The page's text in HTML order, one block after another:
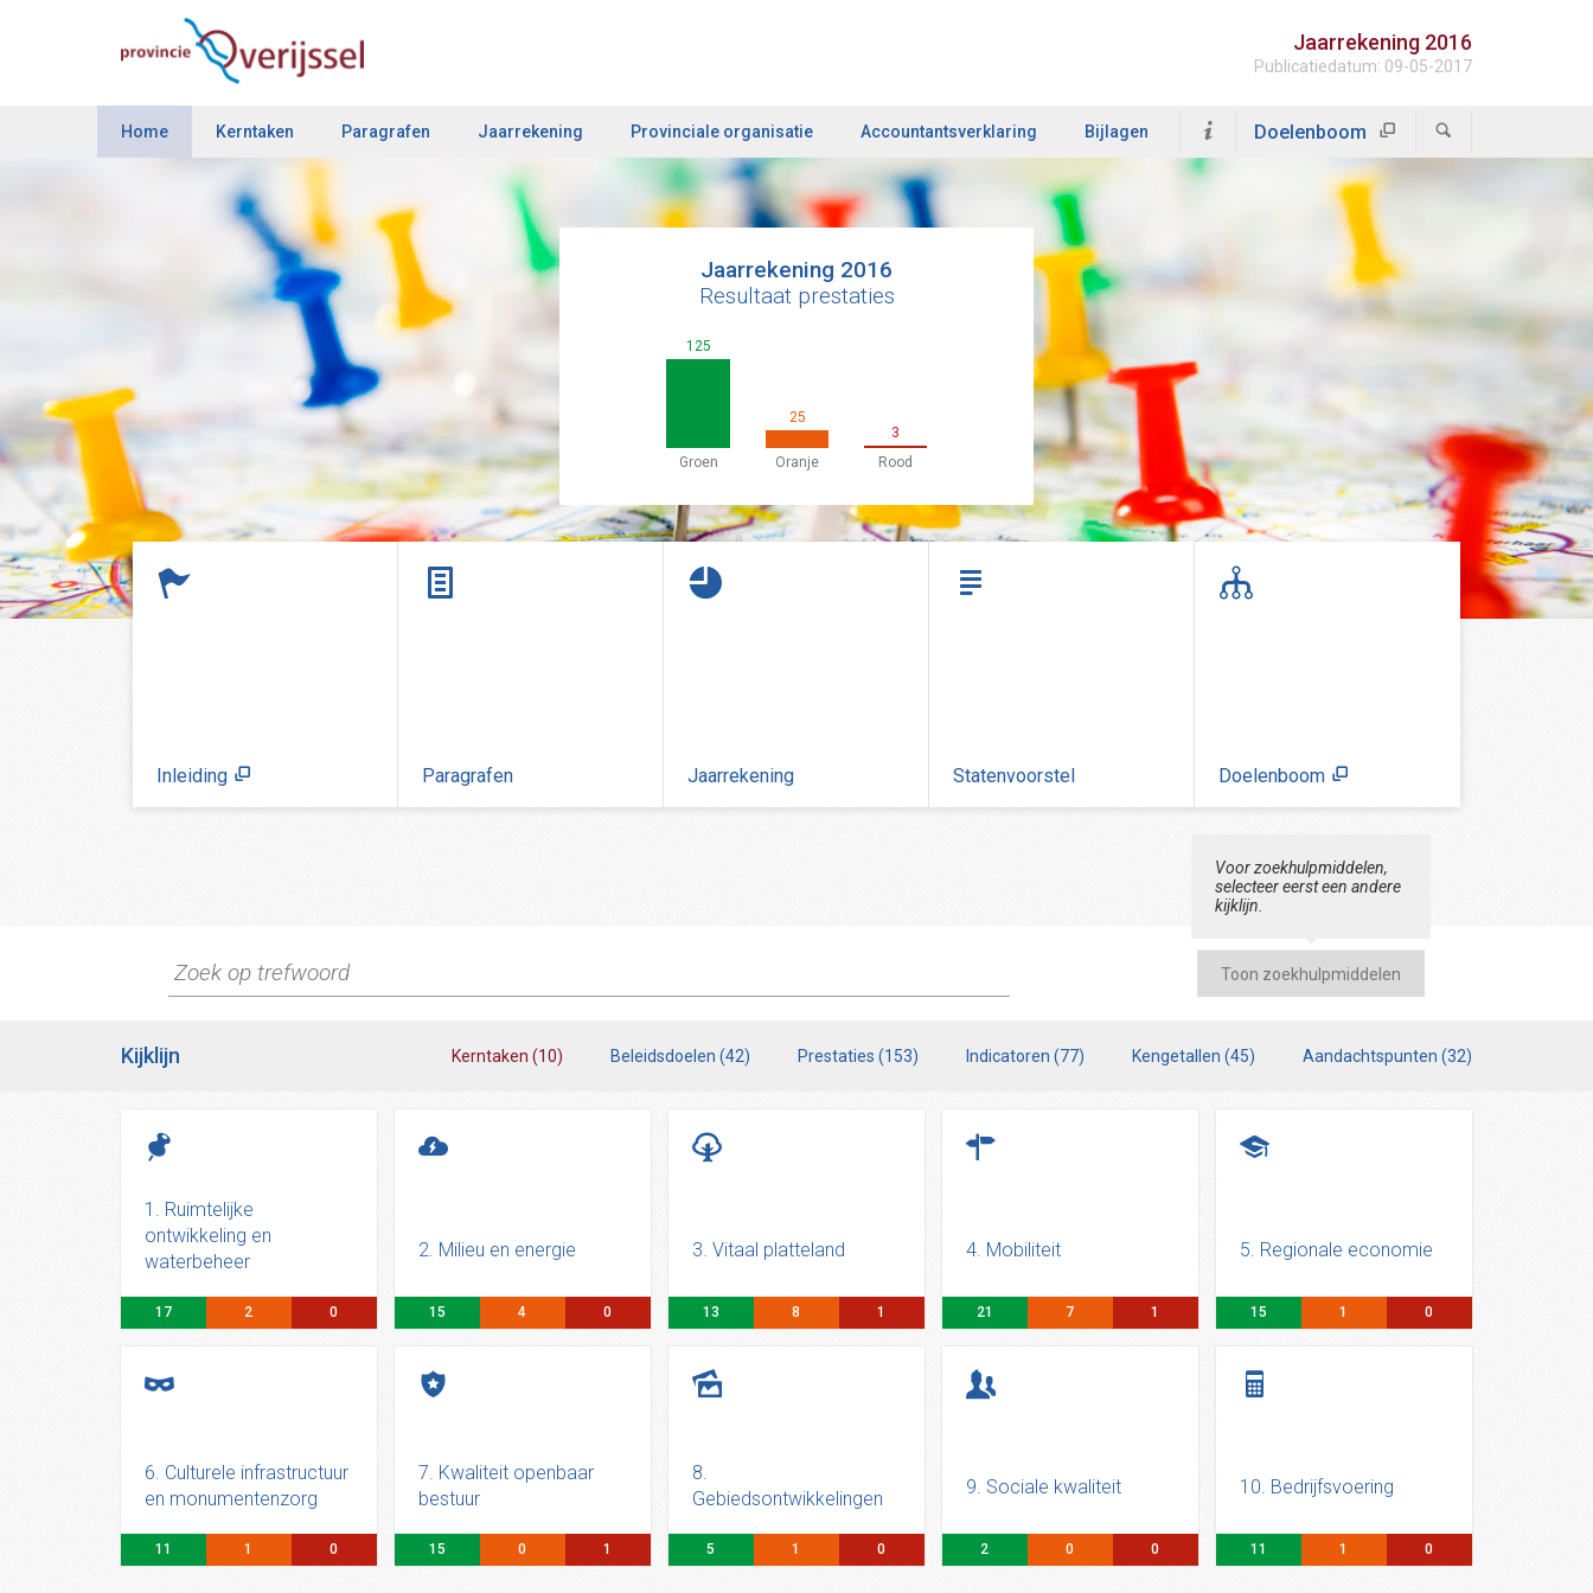
Jaarrekening 2016
Publicatiedatum: 09-05-2017
Home Kerntaken Paragrafen Jaarrekening Provinciale organisatie Accountantsverklaring Bijlagen Doelenboom
Jaarrekening 2016
Resultaat prestaties
125
25
3
Inleiding Paragrafen Jaarrekening Statenvoorstel Doelenboom
Toon zoekhulpmiddelen
Kijklijn Kerntaken (10) Beleidsdoelen (42) Prestaties (153) Indicatoren (77) Kengetallen (45) Aandachtspunten (32)
1. Ruimtelijke
ontwikkeling en
waterbeheer
17 2 0
2. Milieu en energie
15 4 0
3. Vitaal platteland
13 8 1
4. Mobiliteit
21 7 1
5. Regionale economie
15 1 0
6. Culturele infrastructuur
en monumentenzorg
11 1 0
7. Kwaliteit openbaar
bestuur
15 0 1
8.
Gebiedsontwikkelingen
5 1 0
9. Sociale kwaliteit
2 0 0
10. Bedrijfsvoering
11 1 0